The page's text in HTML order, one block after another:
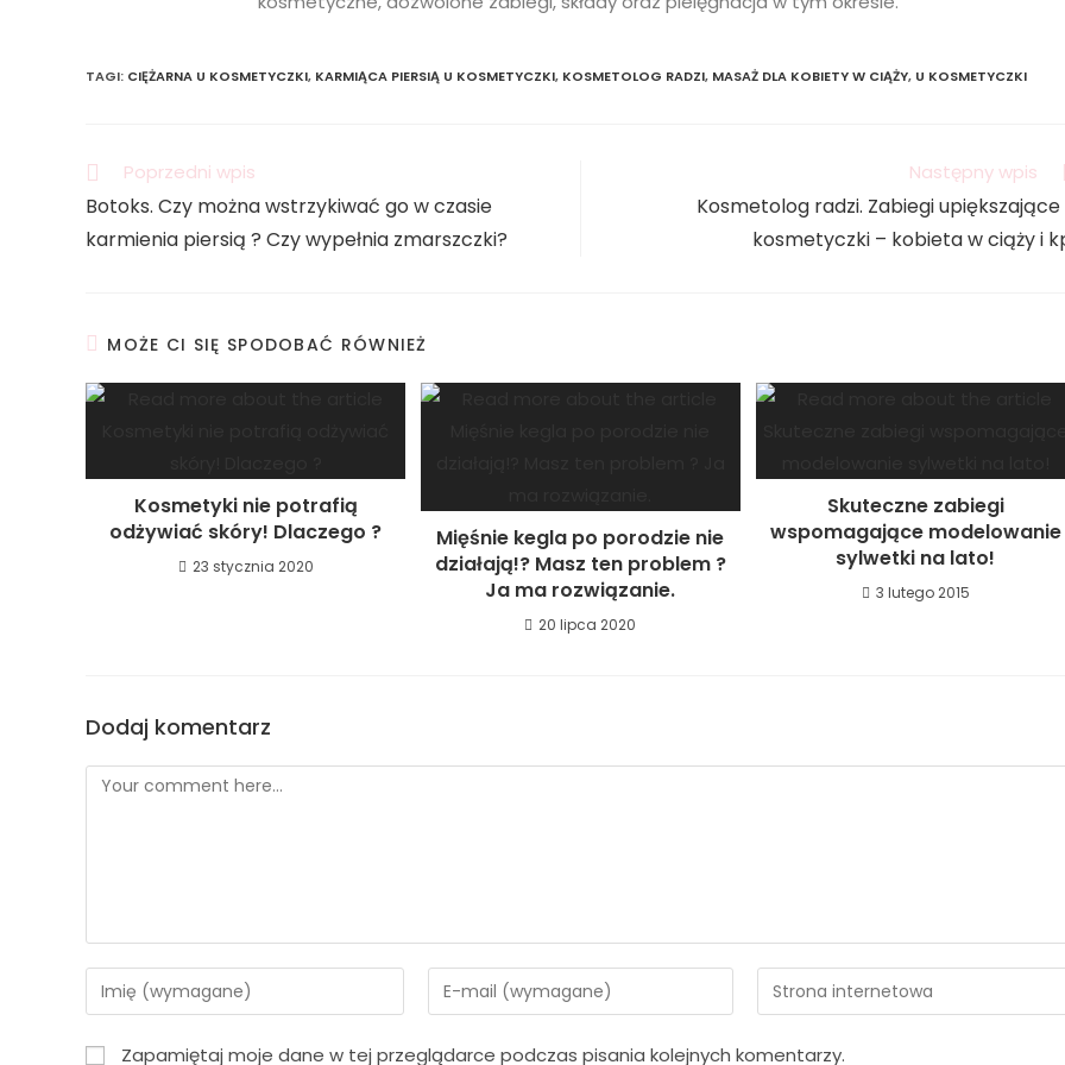
TAGI: CIĘŻARNA U KOSMETYCZKI, KARMIĄCA PIERSIĄ U KOSMETYCZKI, KOSMETOLOG RADZI, MASAŻ DLA KOBIETY W CIĄŻY, U KOSMETYCZKI
Poprzedni wpis
Botoks. Czy można wstrzykiwać go w czasie
karmienia piersią ? Czy wypełnia zmarszczki?
Następny wpis
Kosmetolog radzi. Zabiegi upiększające
kosmetyczki – kobieta w ciąży i
MOŻE CI SIĘ SPODOBAĆ RÓWNIEŻ
Kosmetyki nie potrafią
odżywiać skóry! Dlaczego ?
23 stycznia 2020
Mięśnie kegla po porodzie nie
działają!? Masz ten problem ?
Ja ma rozwiązanie.
20 lipca 2020
Skuteczne zabiegi
wspomagające modelowanie
sylwetki na lato!
3 lutego 2015
Dodaj komentarz
Zapamiętaj moje dane w tej przeglądarce podczas pisania kolejnych komentarzy.